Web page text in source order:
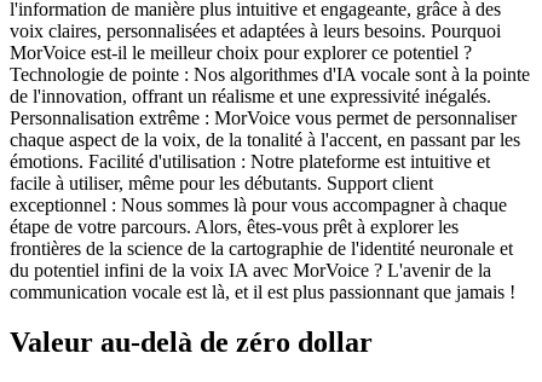
l'information de manière plus intuitive et engageante, grâce à des
voix claires, personnalisées et adaptées à leurs besoins. Pourquoi
MorVoice est-il le meilleur choix pour explorer ce potentiel ?
Technologie de pointe : Nos algorithmes d'IA vocale sont à la pointe
de l'innovation, offrant un réalisme et une expressivité inégalés.
Personnalisation extrême : MorVoice vous permet de personnaliser
chaque aspect de la voix, de la tonalité à l'accent, en passant par les
émotions. Facilité d'utilisation : Notre plateforme est intuitive et
facile à utiliser, même pour les débutants. Support client
exceptionnel : Nous sommes là pour vous accompagner à chaque
étape de votre parcours. Alors, êtes-vous prêt à explorer les
frontières de la science de la cartographie de l'identité neuronale et
du potentiel infini de la voix IA avec MorVoice ? L'avenir de la
communication vocale est là, et il est plus passionnant que jamais !
Valeur au-delà de zéro dollar